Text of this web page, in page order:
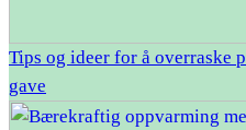
Tips og ideer for å overraske
gave